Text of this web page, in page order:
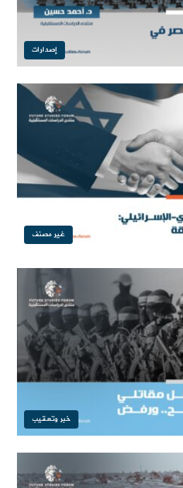
إصدارات
غير مصنف
خبر وتعقيب